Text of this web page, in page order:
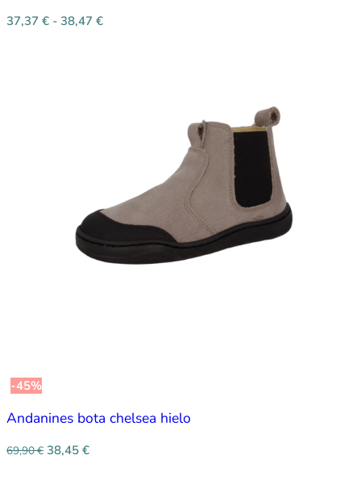
37,37 € - 38,47 €
-45%
Andanines bota chelsea hielo
69,90€ 38,45 €